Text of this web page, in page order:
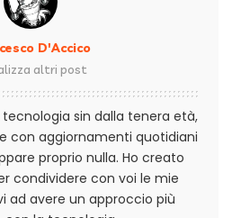
D'Accico
altri post
sin dalla tenera età,
con aggiornamenti quotidiani
proprio nulla. Ho creato
condividere con voi le mie
ad avere un approccio più